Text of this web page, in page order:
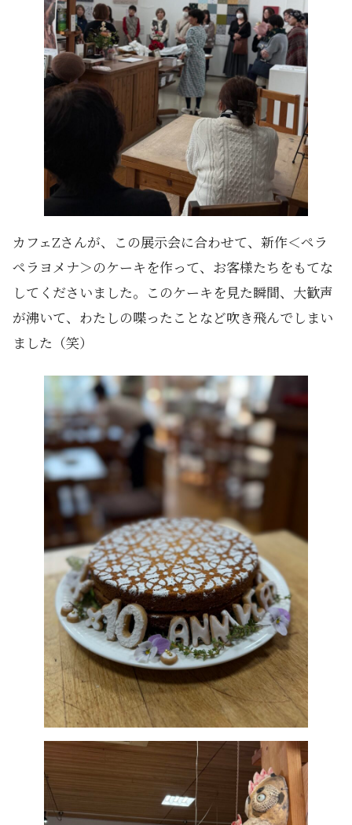
カフェZさんが、この展示会に合わせて、新作＜ペラ
ペラヨメナ＞のケーキを作って、お客様たちをもてな
してくださいました。このケーキを見た瞬間、大歓声
が沸いて、わたしの喋ったことなど吹き飛んでしまい
ました（笑）